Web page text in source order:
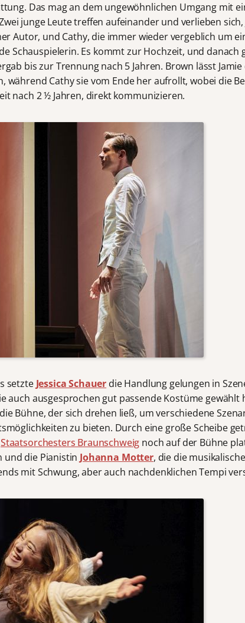
Das mag an dem ungewöhnlichen Umgang mit
junge Leute treffen aufeinander und verlieben sich,
Autor, und Cathy, die immer wieder vergeblich um
Schauspielerin. Es kommt zur Hochzeit, und danach
bis zur Trennung nach 5 Jahren. Brown lässt Jamie
während Cathy sie vom Ende her aufrollt, wobei die
nach 2 ½ Jahren, direkt kommunizieren.
setzte Jessica Schauer die Handlung gelungen in
auch ausgesprochen gut passende Kostüme gewählt
Bühne, der sich drehen ließ, um verschiedene
zu bieten. Durch eine große Scheibe
Staatsorchesters Braunschweig noch auf der Bühne
und die Pianistin Johanna Motter, die die musikalische
mit Schwung, aber auch nachdenklichen Tempi